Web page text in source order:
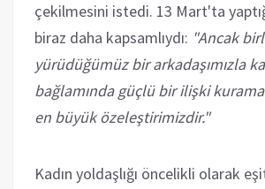
çekilmesini istedi. 13 Mart'ta
biraz daha kapsamlıydı: "Ancak
yürüdüğümüz bir arkadaşımızla
bağlamında güçlü bir ilişki
en büyük özeleştirimizdir."
Kadın yoldaşlığı öncelikli olarak